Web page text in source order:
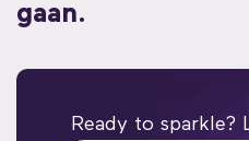
gaan.
Ready to sparkle?